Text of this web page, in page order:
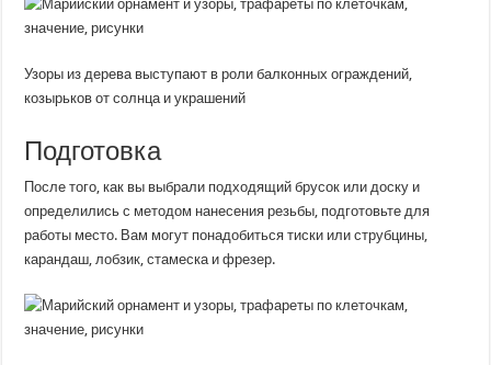
Узоры из дерева выступают в роли балконных ограждений,
козырьков от солнца и украшений
Подготовка
После того, как вы выбрали подходящий брусок или доску и
определились с методом нанесения резьбы, подготовьте для
работы место. Вам могут понадобиться тиски или струбцины,
карандаш, лобзик, стамеска и фрезер.